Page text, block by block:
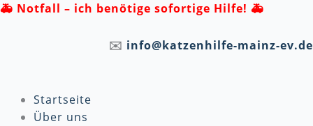
Zum
🚑 Notfall – ich benötige sofortige Hilfe! 🚑
✉️ info@katzenhilfe-mainz-ev.de
Startseite
Über uns